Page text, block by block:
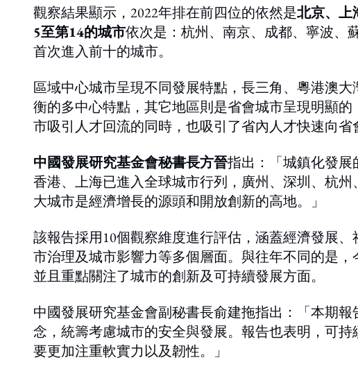
觀察結果顯示，2022年排在前四位的依然是北京、上
5至第14的城市依次是：杭州、南京、成都、寧波、
首次進入前十的城市。
區域中心城市呈現不同發展特點，長三角、粵港澳
衡的多中心特點，其它地區則是省會城市呈現明顯
市吸引人才回流的同時，也吸引了省內人才快速向省
中國發展研究基金會秘書長方晉指出：「城鎮化發展
香港、上海已進入全球城市行列，廣州、深圳、杭
大城市是經濟增長的源頭和開放創新的高地。」
該報告採用10個觀察維度進行評估，涵蓋經濟發展
市治理及城市影響力等多個層面。與往年不同的是
並且重點關注了城市的創新及可持續發展方面。
中國發展研究基金會副秘書長俞建拖指出：「本期
念，統籌考慮城市的安全與發展。報告也表明，可
要更加注重軟實力以及韌性。」